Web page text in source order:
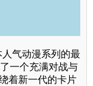
人气动漫系列的最
一个充满对战与
着新一代的卡片